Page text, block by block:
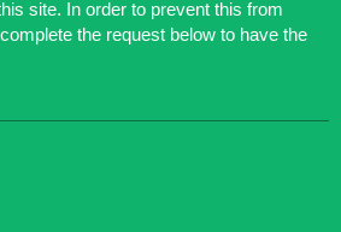
site. In order to prevent this from
the request below to have the